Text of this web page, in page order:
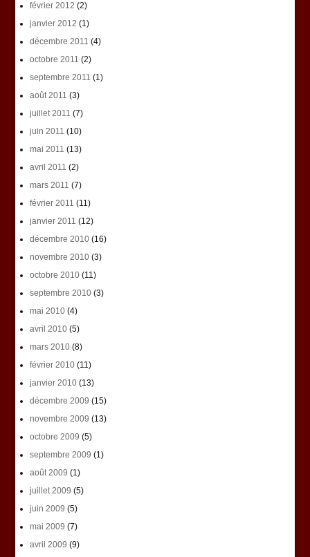
février 2012 (2)
janvier 2012 (1)
décembre 2011 (4)
octobre 2011 (2)
septembre 2011 (1)
août 2011 (3)
juillet 2011 (7)
juin 2011 (10)
mai 2011 (13)
avril 2011 (2)
mars 2011 (7)
février 2011 (11)
janvier 2011 (12)
décembre 2010(16)
novembre 2010(3)
octobre 2010(11)
septembre 2010(3)
mai 2010(4)
avril 2010(5)
mars 2010(8)
février 2010(11)
janvier 2010(13)
décembre 2009 (15)
novembre 2009 (13)
octobre 2009 (5)
septembre 2009 (1)
août 2009 (1)
juillet 2009 (5)
juin 2009 (5)
mai 2009 (7)
avril 2009 (9)